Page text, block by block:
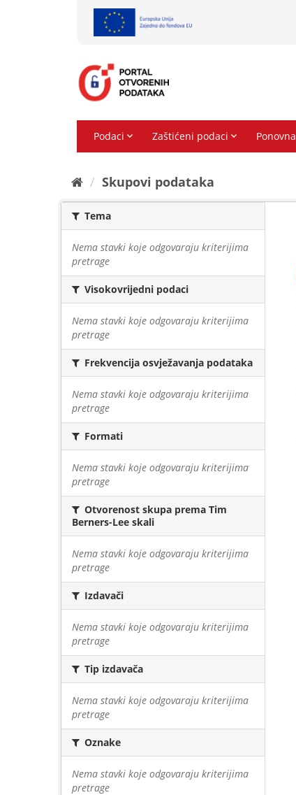
Skupovi podаtаkа
Tema
Nema stavki koje odgovaraju kriterijima
pretrage
Visokovrijedni podaci
Nema stavki koje odgovaraju kriterijima
pretrage
Frekvencija osvježavanja podataka
Nema stavki koje odgovaraju kriterijima
pretrage
Formati
Nema stavki koje odgovaraju kriterijima
pretrage
Otvorenost skupa prema Tim
Berners-Lee skali
Nema stavki koje odgovaraju kriterijima
pretrage
Izdavači
Nema stavki koje odgovaraju kriterijima
pretrage
Tip izdavača
Nema stavki koje odgovaraju kriterijima
pretrage
Oznake
Nema stavki koje odgovaraju kriterijima
pretrage